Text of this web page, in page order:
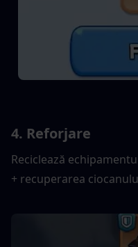
4. Reforjare
Reciclează
+ recuperarea